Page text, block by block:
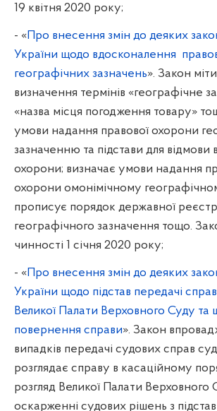
19 квітня 2020 року;
- «Про внесення змін до деяких
України щодо вдосконалення
географічних зазначень». Закон
визначення термінів «географічне
«назва місця погодження товару»
умови надання правової охорони
зазначенню та підстави для відмови
охорони; визначає умови надання
охорони омонімічному
прописує порядок державної
географічного зазначення тощо.
чинності 1 січня 2020 року;
- «Про внесення змін до деяких
України щодо підстав передачі
Великої Палати Верховного Суду та
повернення справи». Закон
випадків передачі судових справ
розглядає справу в касаційному
розгляд Великої Палати Верховного
оскарженні судових рішень з